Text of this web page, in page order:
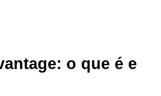
o que é e